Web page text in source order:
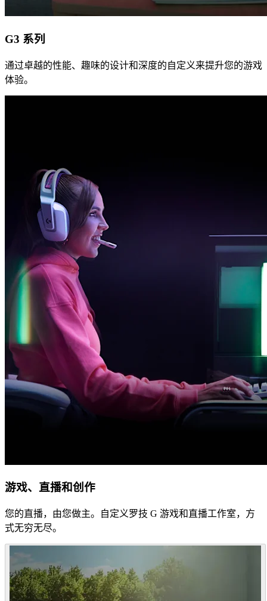
G3 系列
通过卓越的性能、趣味的设计和深度的自定义来提升您的游戏
体验。
游戏、直播和创作
您的直播，由您做主。自定义罗技 G 游戏和直播工作室，方
式无穷无尽。